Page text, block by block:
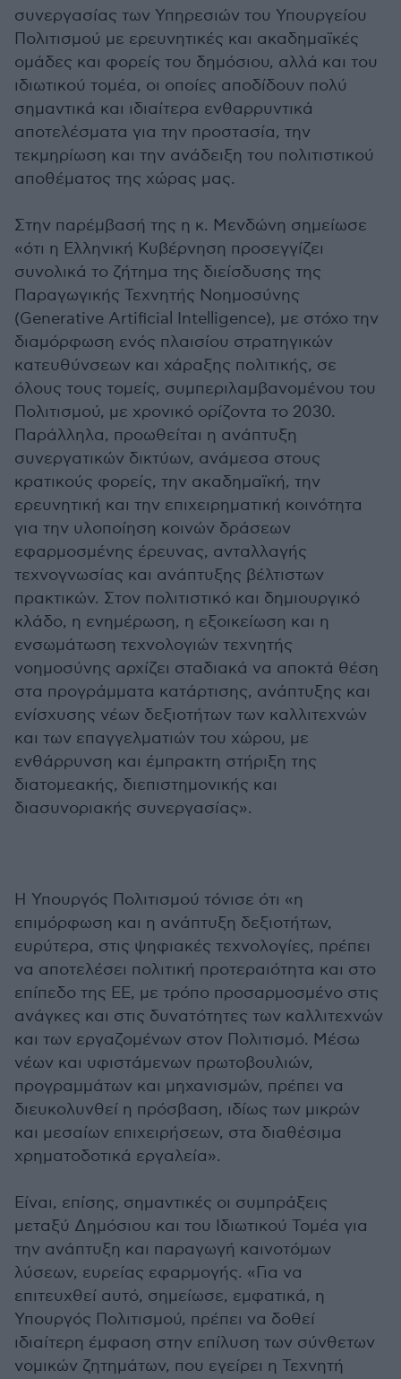
συνεργασίας των Υπηρεσιών του Υπουργείου
Πολιτισμού με ερευνητικές και ακαδημαϊκές
ομάδες και φορείς του δημόσιου, αλλά και του
ιδιωτικού τομέα, οι οποίες αποδίδουν πολύ
σημαντικά και ιδιαίτερα ενθαρρυντικά
αποτελέσματα για την προστασία, την
τεκμηρίωση και την ανάδειξη του πολιτιστικού
αποθέματος της χώρας μας.
Στην παρέμβασή της η κ. Μενδώνη σημείωσε
«ότι η Ελληνική Κυβέρνηση προσεγγίζει
συνολικά το ζήτημα της διείσδυσης της
Παραγωγικής Τεχνητής Νοημοσύνης
(Generative Artificial Intelligence), με στόχο την
διαμόρφωση ενός πλαισίου στρατηγικών
κατευθύνσεων και χάραξης πολιτικής, σε
όλους τους τομείς, συμπεριλαμβανομένου του
Πολιτισμού, με χρονικό ορίζοντα το 2030.
Παράλληλα, προωθείται η ανάπτυξη
συνεργατικών δικτύων, ανάμεσα στους
κρατικούς φορείς, την ακαδημαϊκή, την
ερευνητική και την επιχειρηματική κοινότητα
για την υλοποίηση κοινών δράσεων
εφαρμοσμένης έρευνας, ανταλλαγής
τεχνογνωσίας και ανάπτυξης βέλτιστων
πρακτικών. Στον πολιτιστικό και δημιουργικό
κλάδο, η ενημέρωση, η εξοικείωση και η
ενσωμάτωση τεχνολογιών τεχνητής
νοημοσύνης αρχίζει σταδιακά να αποκτά θέση
στα προγράμματα κατάρτισης, ανάπτυξης και
ενίσχυσης νέων δεξιοτήτων των καλλιτεχνών
και των επαγγελματιών του χώρου, με
ενθάρρυνση και έμπρακτη στήριξη της
διατομεακής, διεπιστημονικής και
διασυνοριακής συνεργασίας».
Η Υπουργός Πολιτισμού τόνισε ότι «η
επιμόρφωση και η ανάπτυξη δεξιοτήτων,
ευρύτερα, στις ψηφιακές τεχνολογίες, πρέπει
να αποτελέσει πολιτική προτεραιότητα και στο
επίπεδο της ΕΕ, με τρόπο προσαρμοσμένο στις
ανάγκες και στις δυνατότητες των καλλιτεχνών
και των εργαζομένων στον Πολιτισμό. Μέσω
νέων και υφιστάμενων πρωτοβουλιών,
προγραμμάτων και μηχανισμών, πρέπει να
διευκολυνθεί η πρόσβαση, ιδίως των μικρών
και μεσαίων επιχειρήσεων, στα διαθέσιμα
χρηματοδοτικά εργαλεία».
Είναι, επίσης, σημαντικές οι συμπράξεις
μεταξύ Δημόσιου και του Ιδιωτικού Τομέα για
την ανάπτυξη και παραγωγή καινοτόμων
λύσεων, ευρείας εφαρμογής. «Για να
επιτευχθεί αυτό, σημείωσε, εμφατικά, η
Υπουργός Πολιτισμού, πρέπει να δοθεί
ιδιαίτερη έμφαση στην επίλυση των σύνθετων
νομικών ζητημάτων, που εγείρει η Τεχνητή